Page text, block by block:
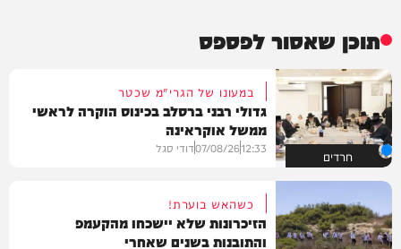
תוכן שאסור לפספס
חרדים
במעונו של הגרי"מ שכטר
גדולי רבני ברסלב בכינוס הוקרה לראשי
ממשל אוקראינה
12:33
07/08/26דודי סגל
כשהאש בוערת!
הזיכרונות שלא יישכחו מהקעמפ
והתובנות בשנים שאחרי